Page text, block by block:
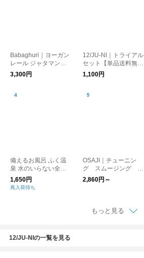
Babaghuri｜ヨーガン
レール ジャタマンシ
のシャンプー&リンス
3,300円
12/JU-NI｜トライアル
セット【単品送料無
料】
1,100円
備えるお風呂 ふく温
泉 水のいらない全身
シャンプー パウチタ
イプ 500ml
1,650円
再入荷待ち
OSAJI｜チューニン
グ スムージング シ
ャンプー コンディシ
ョナー
2,860円～
もっと見る
12/JU-NIの一覧を見る